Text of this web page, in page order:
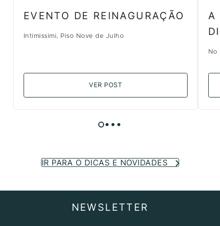
IR PARA O DICAS E NOVIDADES
EVENTO DE REINAGURAÇÃO
Intimissimi, Piso Nove de Julho
VER POST
A
No
NEWSLETTER